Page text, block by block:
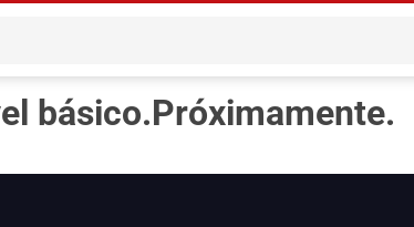
básico.Próximamente.